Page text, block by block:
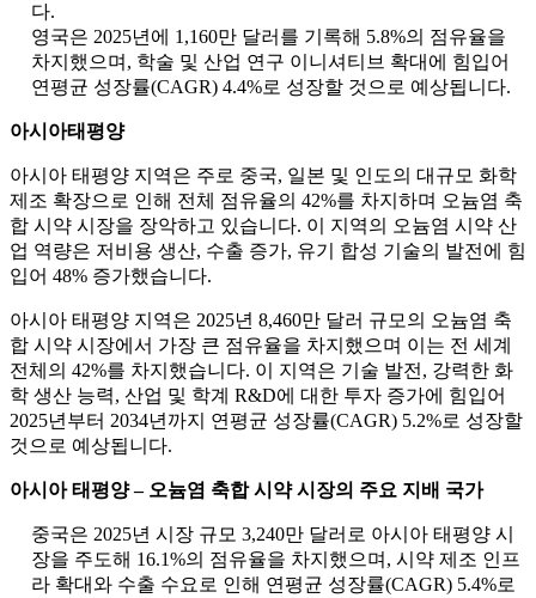
다.
영국은 2025년에 1,160만 달러를 기록해 5.8%의 점유율을
차지했으며, 학술 및 산업 연구 이니셔티브 확대에 힘입어
연평균 성장률(CAGR) 4.4%로 성장할 것으로 예상됩니다.
아시아태평양
아시아 태평양 지역은 주로 중국, 일본 및 인도의 대규모 화학
제조 확장으로 인해 전체 점유율의 42%를 차지하며 오늄염 축
합 시약 시장을 장악하고 있습니다. 이 지역의 오늄염 시약 산
업 역량은 저비용 생산, 수출 증가, 유기 합성 기술의 발전에 힘
입어 48% 증가했습니다.
아시아 태평양 지역은 2025년 8,460만 달러 규모의 오늄염 축
합 시약 시장에서 가장 큰 점유율을 차지했으며 이는 전 세계
전체의 42%를 차지했습니다. 이 지역은 기술 발전, 강력한 화
학 생산 능력, 산업 및 학계 R&D에 대한 투자 증가에 힘입어
2025년부터 2034년까지 연평균 성장률(CAGR) 5.2%로 성장할
것으로 예상됩니다.
아시아 태평양 – 오늄염 축합 시약 시장의 주요 지배 국가
중국은 2025년 시장 규모 3,240만 달러로 아시아 태평양 시
장을 주도해 16.1%의 점유율을 차지했으며, 시약 제조 인프
라 확대와 수출 수요로 인해 연평균 성장률(CAGR) 5.4%로